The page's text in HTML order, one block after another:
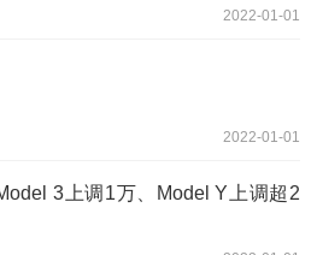
2022-01-01
2022-01-01
3上调1万、Model Y上调超2